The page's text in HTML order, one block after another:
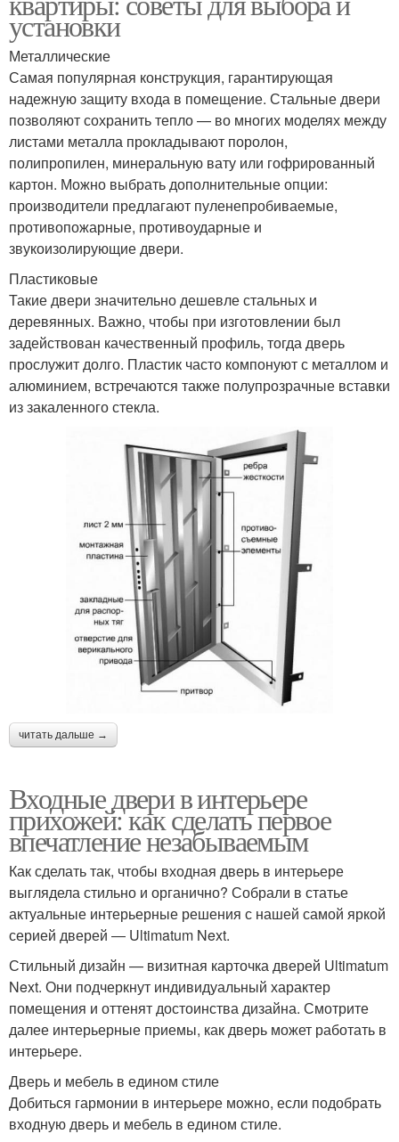
установки
Металлические
Самая популярная конструкция, гарантирующая
надежную защиту входа в помещение. Стальные двери
позволяют сохранить тепло — во многих моделях между
листами металла прокладывают поролон,
полипропилен, минеральную вату или гофрированный
картон. Можно выбрать дополнительные опции:
производители предлагают пуленепробиваемые,
противопожарные, противоударные и
звукоизолирующие двери.
Пластиковые
Такие двери значительно дешевле стальных и
деревянных. Важно, чтобы при изготовлении был
задействован качественный профиль, тогда дверь
прослужит долго. Пластик часто компонуют с металлом и
алюминием, встречаются также полупрозрачные вставки
из закаленного стекла.
читать дальше →
Входные двери в интерьере
прихожей: как сделать первое
впечатление незабываемым
Как сделать так, чтобы входная дверь в интерьере
выглядела стильно и органично? Собрали в статье
актуальные интерьерные решения с нашей самой яркой
серией дверей ― Ultimatum Next.
Стильный дизайн — визитная карточка дверей Ultimatum
Next. Они подчеркнут индивидуальный характер
помещения и оттенят достоинства дизайна. Смотрите
далее интерьерные приемы, как дверь может работать в
интерьере.
Дверь и мебель в едином стиле
Добиться гармонии в интерьере можно, если подобрать
входную дверь и мебель в едином стиле.